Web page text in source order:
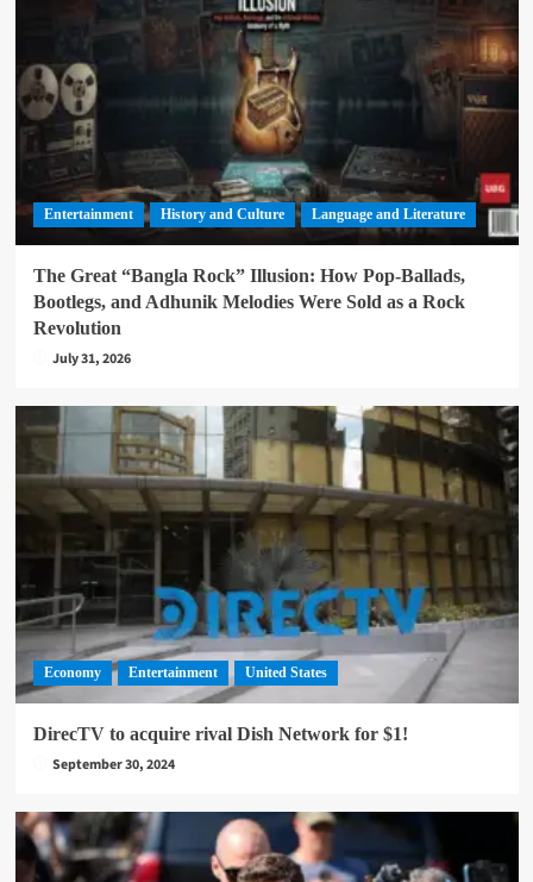
Entertainment History and Culture Language and Literature
The Great “Bangla Rock” Illusion: How Pop-Ballads,
Bootlegs, and Adhunik Melodies Were Sold as a Rock
Revolution
July 31, 2026
Economy Entertainment United States
DirecTV to acquire rival Dish Network for $1!
September 30, 2024